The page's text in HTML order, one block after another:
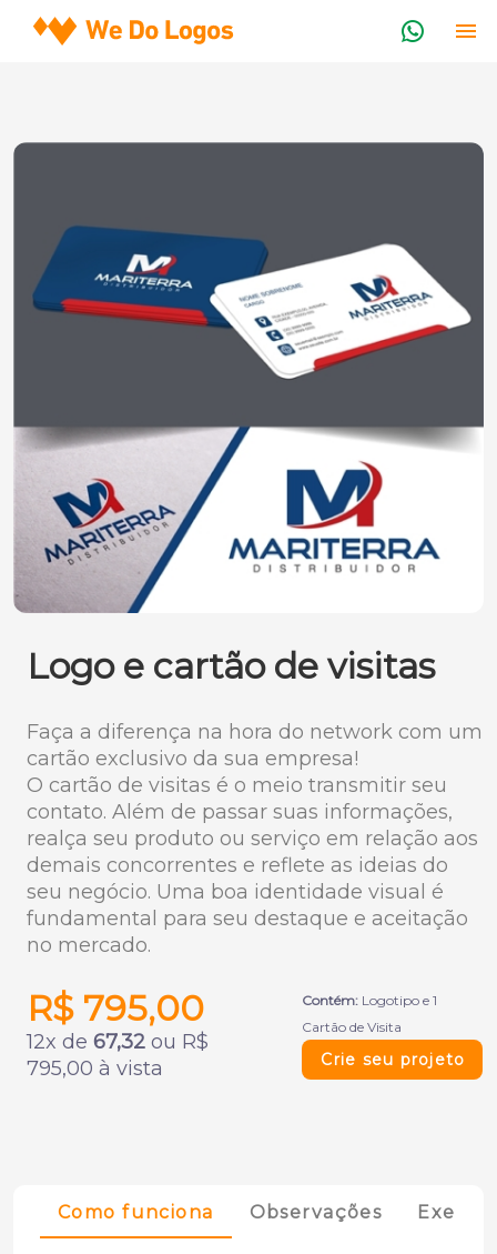
Logo e cartão de visitas
Faça a diferença na hora do network com um
cartão exclusivo da sua empresa!
O cartão de visitas é o meio transmitir seu
contato. Além de passar suas informações,
realça seu produto ou serviço em relação aos
demais concorrentes e reflete as ideias do
seu negócio. Uma boa identidade visual é
fundamental para seu destaque e aceitação
no mercado.
R$ 795,00
12x de 67,32 ou R$
795,00 à vista
Contém: Logotipo e 1
Cartão de Visita
Crie seu projeto
Como funciona Observações